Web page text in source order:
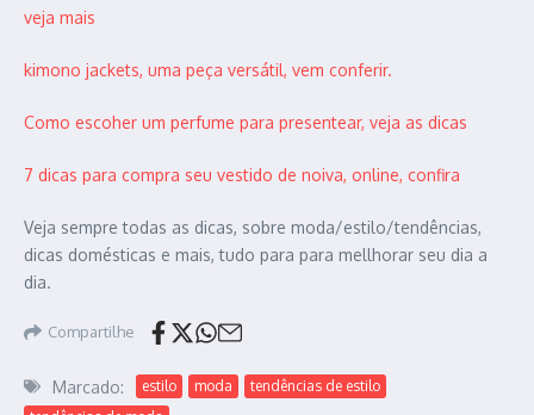
veja mais
kimono jackets, uma peça versátil, vem conferir.
Como escoher um perfume para presentear, veja as dicas
7 dicas para compra seu vestido de noiva, online, confira
Veja sempre todas as dicas, sobre moda/estilo/tendências,
dicas domésticas e mais, tudo para para mellhorar seu dia a
dia.
Compartilhe
Marcado: estilo moda
tendências de estilo